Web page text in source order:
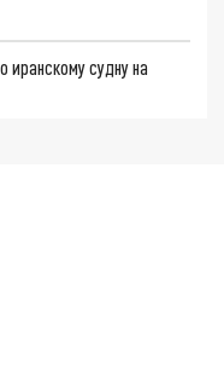
иранскому судну на